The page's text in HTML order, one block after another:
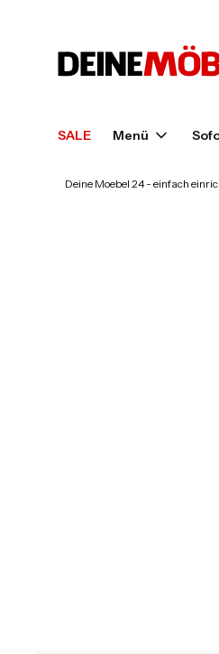
SALE Menü
Deine Moebel 24 - einfach